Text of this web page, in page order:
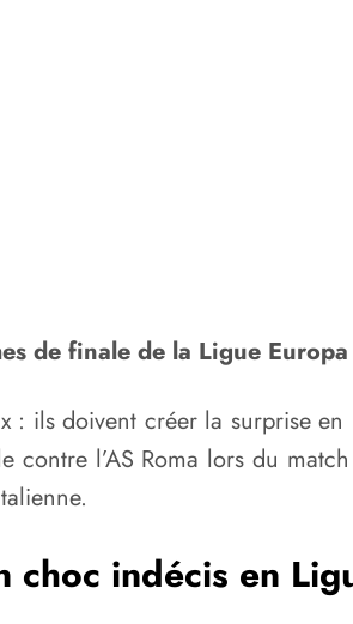
de finale de la Ligue
: ils doivent créer la surprise
contre l’AS Roma lors du
choc indécis en